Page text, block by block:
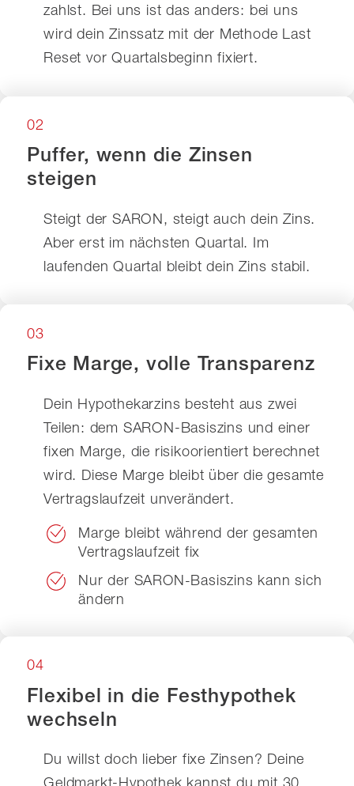
zahlst. Bei uns ist das anders: bei uns
wird dein Zinssatz mit der Methode Last
Reset vor Quartalsbeginn fixiert.
02
Puffer, wenn die Zinsen
steigen
Steigt der SARON, steigt auch dein Zins.
Aber erst im nächsten Quartal. Im
laufenden Quartal bleibt dein Zins stabil.
03
Fixe Marge, volle Transparenz
Dein Hypothekarzins besteht aus zwei
Teilen: dem SARON-Basiszins und einer
fixen Marge, die risikoorientiert berechnet
wird. Diese Marge bleibt über die gesamte
Vertragslaufzeit unverändert.
Marge bleibt während der gesamten
Vertragslaufzeit fix
Nur der SARON-Basiszins kann sich
ändern
04
Flexibel in die Festhypothek
wechseln
Du willst doch lieber fixe Zinsen? Deine
Geldmarkt-Hypothek kannst du mit 30